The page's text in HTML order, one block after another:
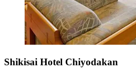
Shikisai Hotel Chiyodakan